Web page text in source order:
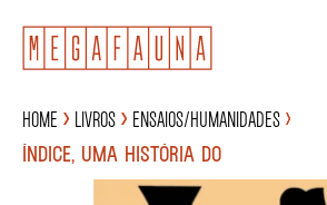
Home Livros
Ensaios/Humanidades
ÍNDICE, UMA HISTÓRIA DO